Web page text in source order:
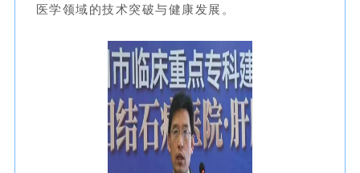
医学领域的技术突破与健康发展。